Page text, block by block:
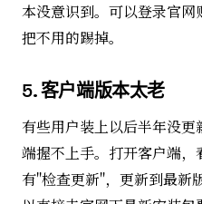
本没意识到。可以登录官网
把不用的踢掉。
5. 客户端版本太老
有些用户装上以后半年没
端握不上手。打开客户端
有"检查更新"，更新到最